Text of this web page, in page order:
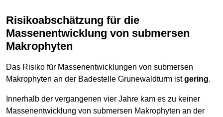
Risikoabschätzung für die
Massenentwicklung von submersen
Makrophyten
Das Risiko für Massenentwicklungen von submersen
Makrophyten an der Badestelle Grunewaldturm istgering.
Innerhalb der vergangenen vier Jahre kam es zu keiner
Massenentwicklung von submersen Makrophyten an der